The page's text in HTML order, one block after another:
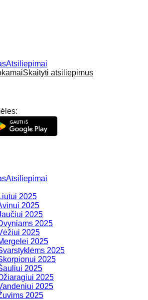
Atsiliepimai
Skaityti atsiliepimus
Atsiliepimai
2025
2025
2025
2025
2025
2025
2025
2025
2025
2025
2025
2025